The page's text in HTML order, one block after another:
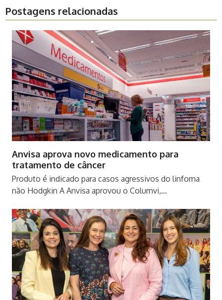
Postagens relacionadas
Anvisa aprova novo medicamento para
tratamento de câncer
Produto é indicado para casos agressivos do linfoma
não Hodgkin A Anvisa aprovou o Columvi,…